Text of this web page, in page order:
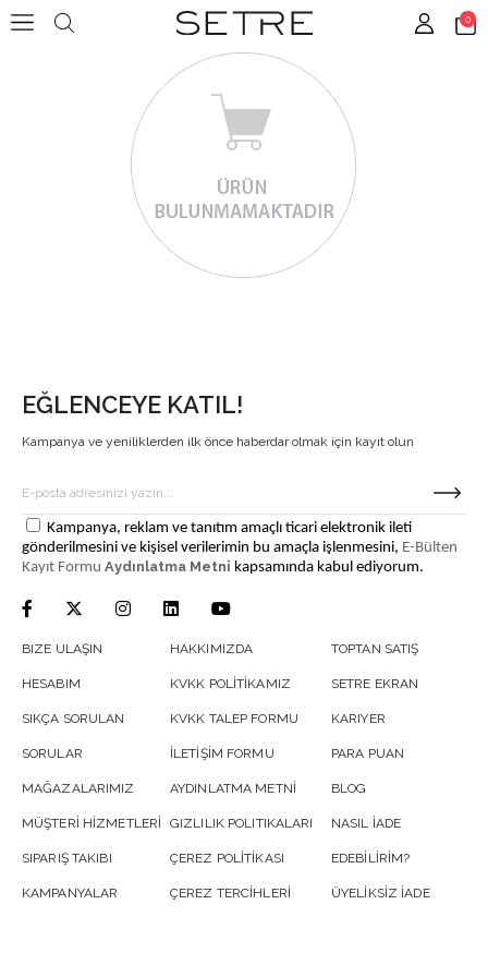
0
EĞLENCEYE KATIL!
Kampanya ve yeniliklerden ilk önce haberdar olmak için kayıt olun
Kampanya, reklam ve tanıtım amaçlı ticari elektronik ileti
gönderilmesini ve kişisel verilerimin bu amaçla işlenmesini, E-Bülten
Kayıt Formu Aydınlatma Metni kapsamında kabul ediyorum.
BIZE ULAŞIN
HESABIM
SIKÇA SORULAN
SORULAR
MAĞAZALARIMIZ
MÜŞTERİ HİZMETLERİ
SIPARIŞ TAKIBI
KAMPANYALAR
HAKKIMIZDA
KVKK POLİTİKAMIZ
KVKK TALEP FORMU
İLETİŞİM FORMU
AYDINLATMA METNİ
GIZLILIK POLITIKALARI
ÇEREZ POLİTİKASI
ÇEREZ TERCİHLERİ
TOPTAN SATIŞ
SETRE EKRAN
KARIYER
PARA PUAN
BLOG
NASIL İADE
EDEBİLİRİM?
ÜYELİKSİZ İADE